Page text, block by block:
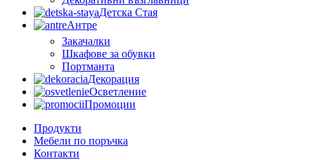
Детска Стая
Антре
Закачалки
Шкафове за обувки
Портманта
Декорация
Осветление
Промоции
Продукти
Мебели по поръчка
Контакти